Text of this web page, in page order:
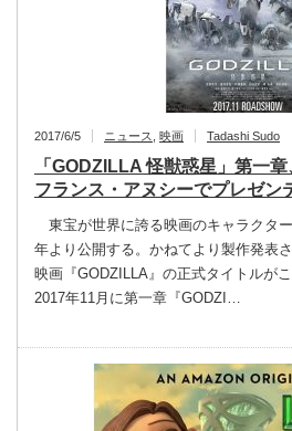
2017/6/5 ニュース 映画 Tadashi Sudo
「GODZILLA 怪獣惑星」第一
フランス・アヌシーでプレゼン
東宝が世界に誇る映画のキャラクタ
年より公開する。かねてより製作発表
映画『GODZILLA』の正式タイトルが
2017年11月に第一章『GODZI…